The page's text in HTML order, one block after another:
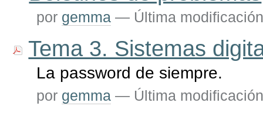
por gemma — Última
Tema 3. Sistemas
La password de siempre.
por gemma — Última